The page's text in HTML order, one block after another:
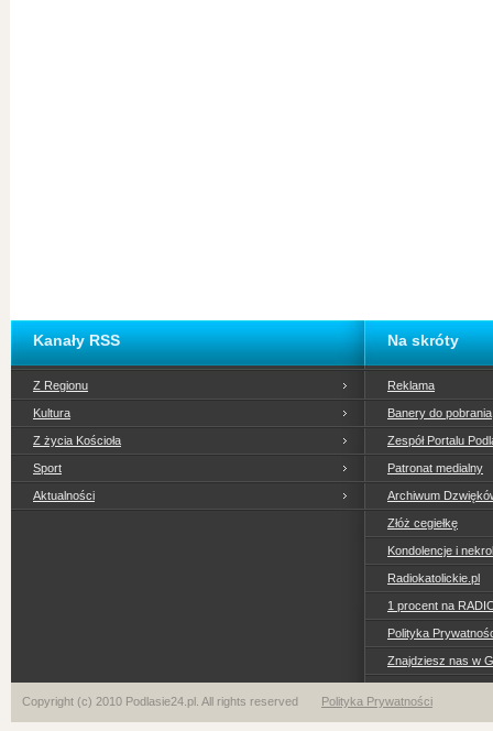
Kanały RSS
Z Regionu
Kultura
Z życia Kościoła
Sport
Aktualności
Na skróty
Reklama
Banery do pobrania
Zespół Portalu
Patronat medialny
Archiwum
Złóż cegiełkę
Kondolencje i
Radiokatolickie.pl
1 procent na
Polityka
Znajdziesz nas w
Copyright (c) 2010 Podlasie24.pl. All rights reserved Polityka Prywatności